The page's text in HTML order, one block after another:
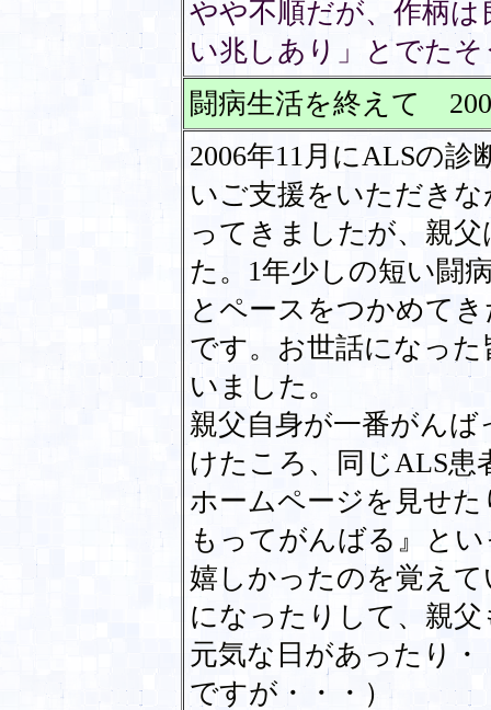
やや不順だが、作柄
い兆しあり」とでた
闘病生活を終えて
2006年11月にALSの
いご支援をいただき
ってきましたが、親
た。1年少しの短い闘
とペースをつかめて
です。お世話になっ
いました。
親父自身が一番がん
けたころ、同じALS患
ホームページを見せ
もってがんばる』と
嬉しかったのを覚え
になったりして、親
元気な日があったり
ですが・・・）